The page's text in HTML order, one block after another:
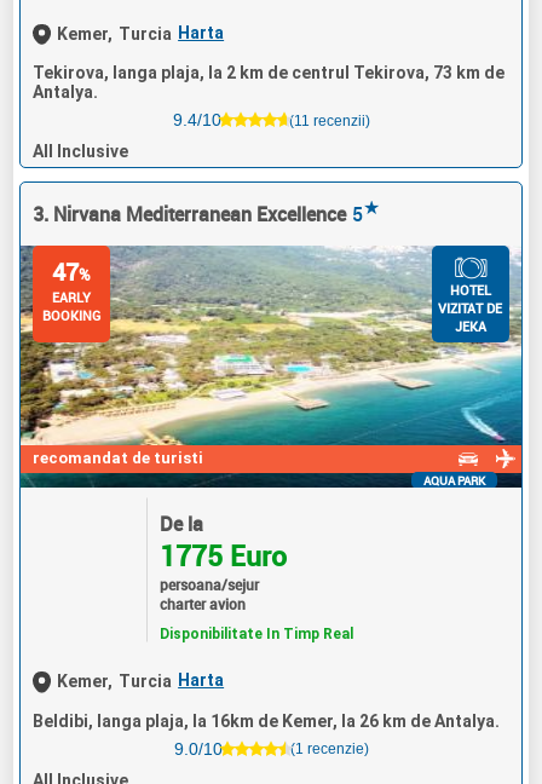
Kemer, Turcia Harta
Tekirova, langa plaja, la 2 km de centrul Tekirova, 73 km de
Antalya.
9.4/10
(11 recenzii)
All Inclusive
3. Nirvana Mediterranean Excellence 5★
recomandat de turisti
47%
EARLY
BOOKING
HOTEL
VIZITAT DE
JEKA
AQUA PARK
De la
1775 Euro
persoana/sejur
charter avion
Disponibilitate In Timp Real
Kemer, Turcia Harta
Beldibi, langa plaja, la 16km de Kemer, la 26 km de Antalya.
9.0/10
(1 recenzie)
All Inclusive